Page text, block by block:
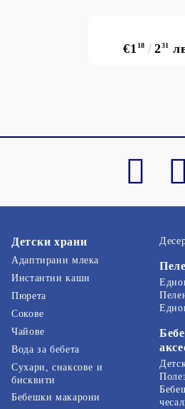
€1 18 231
Детски храни
Адаптирани млека
Инстантни каши
Пюрета
Сокове
Чайове
Вода за бебета
Сухари, снаксове и
бисквити
Бебешки макарони